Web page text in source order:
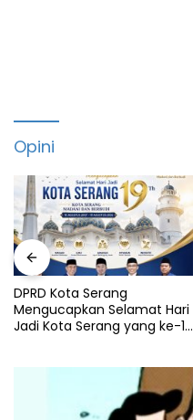
Opini
DPRD Kota Serang
Mengucapkan Selamat Hari
Jadi Kota Serang yang ke-19